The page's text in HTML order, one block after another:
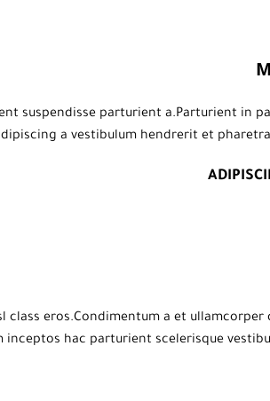
suspendisse parturient a.Parturient in
a vestibulum hendrerit et
class eros.Condimentum a et
inceptos hac parturient scelerisque